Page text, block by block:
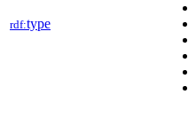
rdf:type